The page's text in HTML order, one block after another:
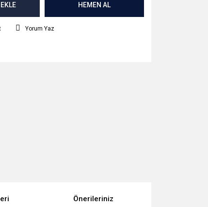
HEMEN AL
Yorum Yaz
Önerileriniz